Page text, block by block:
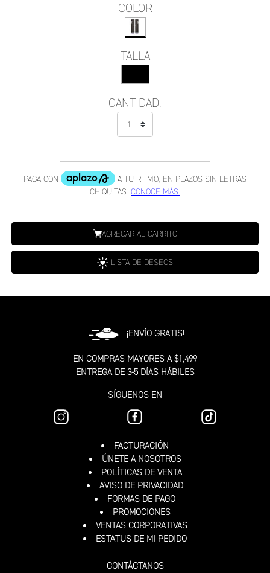
COLOR
TALLA
L
CANTIDAD:
AGREGAR AL CARRITO
LISTA DE DESEOS
¡ENVÍO GRATIS!
EN COMPRAS MAYORES A $1,499
ENTREGA DE 3-5 DÍAS HÁBILES
SÍGUENOS EN
FACTURACIÓN
ÚNETE A NOSOTROS
POLÍTICAS DE VENTA
AVISO DE PRIVACIDAD
FORMAS DE PAGO
PROMOCIONES
VENTAS CORPORATIVAS
ESTATUS DE MI PEDIDO
CONTÁCTANOS